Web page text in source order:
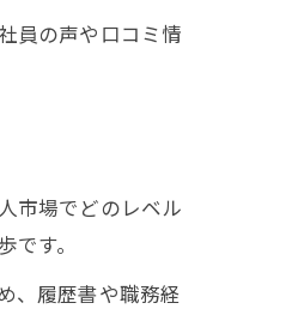
員の声や口コミ情
市場でどのレベル
す。
、履歴書や職務経